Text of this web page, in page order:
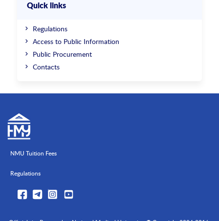
Quick links
Regulations
Access to Public Information
Public Procurement
Contacts
NMU Tuition Fees
Regulations